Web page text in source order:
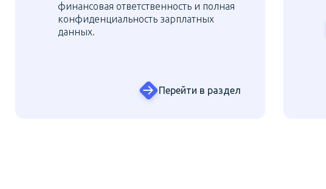
финансовая ответственность и полная
конфиденциальность зарплатных
данных.
Перейти в раздел